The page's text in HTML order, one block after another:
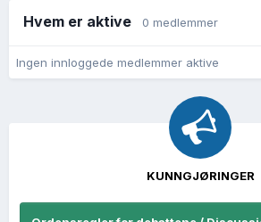
Hvem er aktive 0 medlemmer
Ingen innloggede medlemmer aktive
KUNNGJØRINGER